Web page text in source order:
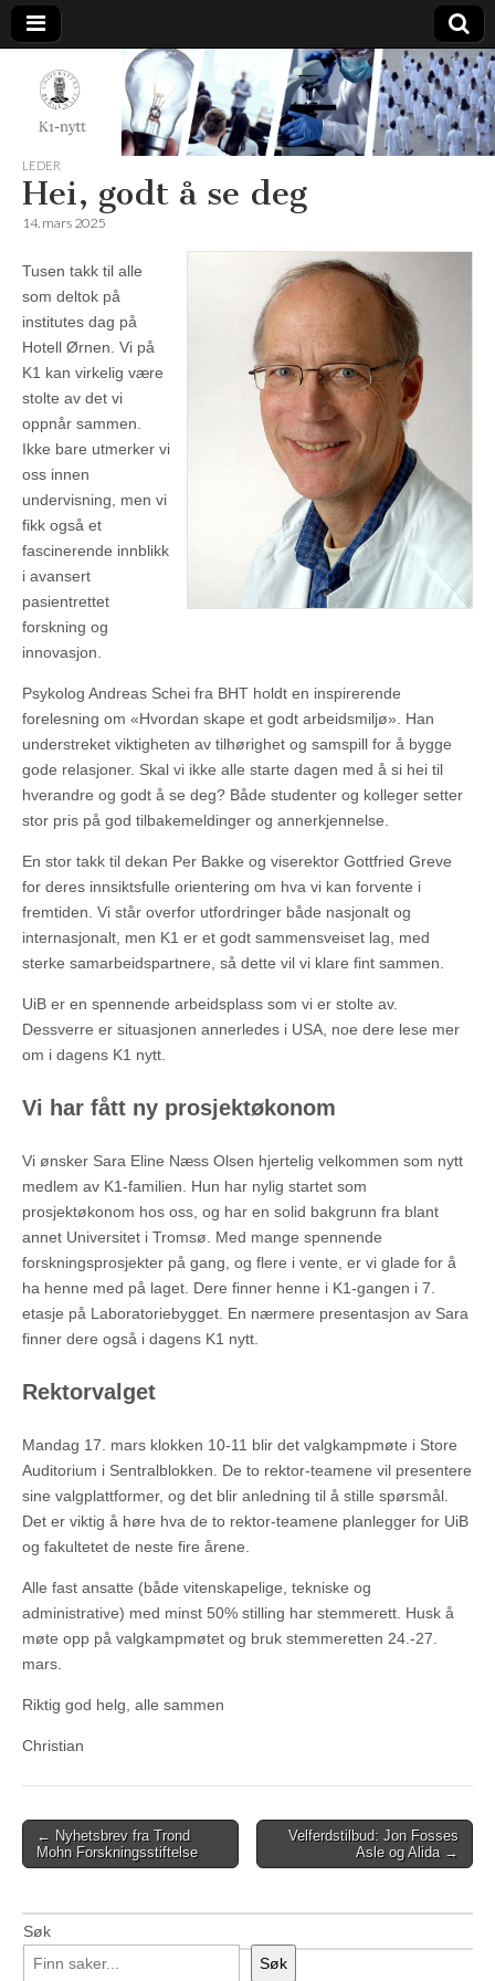
K1-
Nytt
LEDER
Hei, godt å se deg
14. mars 2025
Tusen takk til alle
som deltok på
institutes dag på
Hotell Ørnen. Vi på
K1 kan virkelig være
stolte av det vi
oppnår sammen.
Ikke bare utmerker vi
oss innen
undervisning, men vi
fikk også et
fascinerende innblikk
i avansert
pasientrettet
forskning og
innovasjon.
Psykolog Andreas Schei fra BHT holdt en inspirerende
forelesning om «Hvordan skape et godt arbeidsmiljø». Han
understreket viktigheten av tilhørighet og samspill for å bygge
gode relasjoner. Skal vi ikke alle starte dagen med å si hei til
hverandre og godt å se deg? Både studenter og kolleger setter
stor pris på god tilbakemeldinger og annerkjennelse.
En stor takk til dekan Per Bakke og viserektor Gottfried Greve
for deres innsiktsfulle orientering om hva vi kan forvente i
fremtiden. Vi står overfor utfordringer både nasjonalt og
internasjonalt, men K1 er et godt sammensveiset lag, med
sterke samarbeidspartnere, så dette vil vi klare fint sammen.
UiB er en spennende arbeidsplass som vi er stolte av.
Dessverre er situasjonen annerledes i USA, noe dere lese mer
om i dagens K1 nytt.
Vi har fått ny prosjektøkonom
Vi ønsker Sara Eline Næss Olsen hjertelig velkommen som nytt
medlem av K1-familien. Hun har nylig startet som
prosjektøkonom hos oss, og har en solid bakgrunn fra blant
annet Universitet i Tromsø. Med mange spennende
forskningsprosjekter på gang, og flere i vente, er vi glade for å
ha henne med på laget. Dere finner henne i K1-gangen i 7.
etasje på Laboratoriebygget. En nærmere presentasjon av Sara
finner dere også i dagens K1 nytt.
Rektorvalget
Mandag 17. mars klokken 10-11 blir det valgkampmøte i Store
Auditorium i Sentralblokken. De to rektor-teamene vil presentere
sine valgplattformer, og det blir anledning til å stille spørsmål.
Det er viktig å høre hva de to rektor-teamene planlegger for UiB
og fakultetet de neste fire årene.
Alle fast ansatte (både vitenskapelige, tekniske og
administrative) med minst 50% stilling har stemmerett. Husk å
møte opp på valgkampmøtet og bruk stemmeretten 24.-27.
mars.
Riktig god helg, alle sammen
Christian
Post
navigation
← Nyhetsbrev fra Trond
Mohn Forskningsstiftelse
Velferdstilbud: Jon Fosses
Asle og Alida →
Søk
Søk